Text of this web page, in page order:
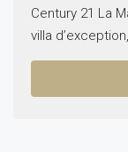
Century 21 La
villa
sécurisé, avec